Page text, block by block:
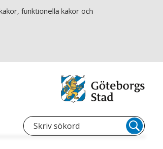
funktionella kakor och